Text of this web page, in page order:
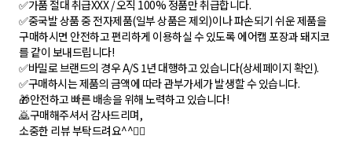
✅가품 절대 취급XXX / 오직 100% 정품만 취급합니다.
✅중국발 상품 중 전자제품(일부 상품은 제외)이나 파손되기 쉬운 제품을
구매하시면 안전하고 편리하게 이용하실 수 있도록 에어캡 포장과 돼지코
를 같이 보내드립니다!
✅바밀로 브랜드의 경우 A/S 1년 대행하고 있습니다(상세페이지 확인).
✅구매하시는 제품의 금액에 따라 관부가세가 발생할 수 있습니다.
🎁안전하고 빠른 배송을 위해 노력하고 있습니다!
🙇구매해주셔서 감사드리며,
소중한 리뷰 부탁드려요^^🙇‍♀️